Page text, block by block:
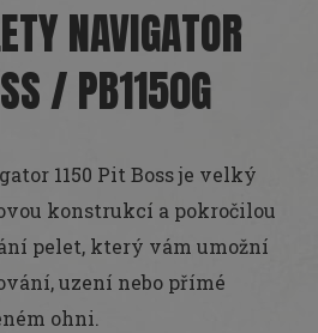
NAVIGATOR
/ PB1150G
1150 Pit Boss je velký
konstrukcí a pokročilou
pelet, který vám umožní
uzení nebo přímé
ohni.